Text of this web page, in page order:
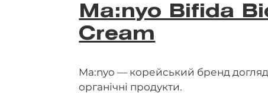
Ma:nyo Bifida
Cream
Ma:nyo — корейський бренд
органічні продукти.